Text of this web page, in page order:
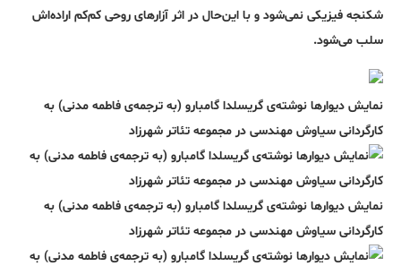
شکنجه فیزیکی نمی‌شود و با این‌حال در اثر آزارهای روحی کم‌کم اراده‌اش
سلب می‌شود.
نمایش دیوارها نوشته‌ی گریسلدا گامبارو (به ترجمه‌ی فاطمه مدنی) به
کارگردانی سیاوش مهندسی در مجموعه تئاتر شهرزاد
نمایش دیوارها نوشته‌ی گریسلدا گامبارو (به ترجمه‌ی فاطمه مدنی) به
کارگردانی سیاوش مهندسی در مجموعه تئاتر شهرزاد